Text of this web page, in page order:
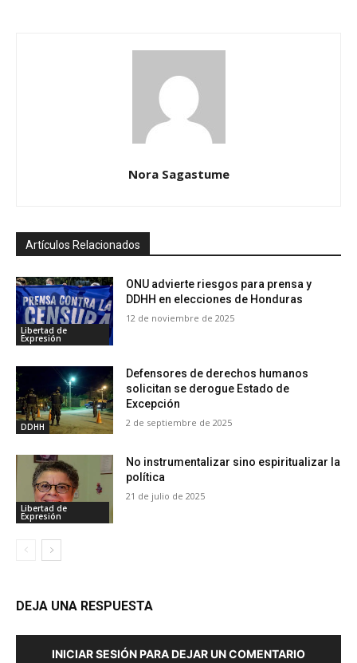
Nora Sagastume
Artículos Relacionados
Libertad de
Expresión
ONU advierte riesgos para prensa y
DDHH en elecciones de Honduras
12 de noviembre de 2025
DDHH
Defensores de derechos humanos
solicitan se derogue Estado de
Excepción
2 de septiembre de 2025
Libertad de
Expresión
No instrumentalizar sino espiritualizar la
política
21 de julio de 2025
DEJA UNA RESPUESTA
INICIAR SESIÓN PARA DEJAR UN COMENTARIO